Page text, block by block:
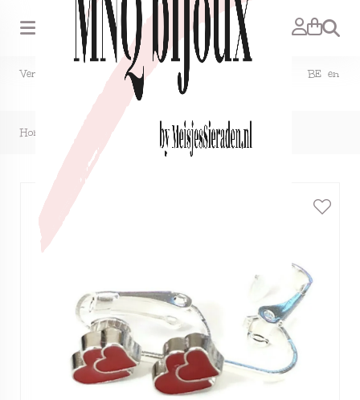
Zoeken
Verzendkosten NL €1,50, GRATIS bij bestelling vanaf €15. BE en
DE €2,95, GRATIS verzenden vanaf €50.
Home Clipoorbellen dubbel hartje rood, knopje